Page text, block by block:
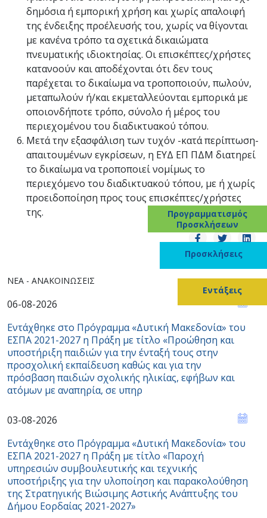
δημόσια ή εμπορική χρήση και χωρίς απαλοιφή
της ένδειξης προέλευσής του, χωρίς να θίγονται
με κανένα τρόπο τα σχετικά δικαιώματα
πνευματικής ιδιοκτησίας. Οι επισκέπτες/χρήστες
κατανοούν και αποδέχονται ότι δεν τους
παρέχεται το δικαίωμα να τροποποιούν, πωλούν,
μεταπωλούν ή/και εκμεταλλεύονται εμπορικά με
οποιονδήποτε τρόπο, σύνολο ή μέρος του
περιεχομένου του διαδικτυακού τόπου.
Μετά την εξασφάλιση των τυχόν -κατά περίπτωση-
απαιτουμένων εγκρίσεων, η ΕΥΔ ΕΠ ΠΔΜ διατηρεί
το δικαίωμα να τροποποιεί νομίμως το
περιεχόμενο του διαδικτυακού τόπου, με ή χωρίς
προειδοποίηση προς τους επισκέπτες/χρήστες
της.
ΝΈΑ - ΑΝΑΚΟΙΝΏΣΕΙΣ
06-08-2026
Εντάχθηκε στο Πρόγραμμα «Δυτική Μακεδονία» του
ΕΣΠΑ 2021-2027 η Πράξη με τίτλο «Προώθηση και
υποστήριξη παιδιών για την ένταξή τους στην
προσχολική εκπαίδευση καθώς και για την
πρόσβαση παιδιών σχολικής ηλικίας, εφήβων και
ατόμων με αναπηρία, σε υπηρ
03-08-2026
Εντάχθηκε στο Πρόγραμμα «Δυτική Μακεδονία» του
ΕΣΠΑ 2021-2027 η Πράξη με τίτλο «Παροχή
υπηρεσιών συμβουλευτικής και τεχνικής
υποστήριξης για την υλοποίηση και παρακολούθηση
της Στρατηγικής Βιώσιμης Αστικής Ανάπτυξης του
Δήμου Εορδαίας 2021-2027»
Προγραμματισμός
Προσκλήσεων
Προσκλήσεις
Εντάξεις